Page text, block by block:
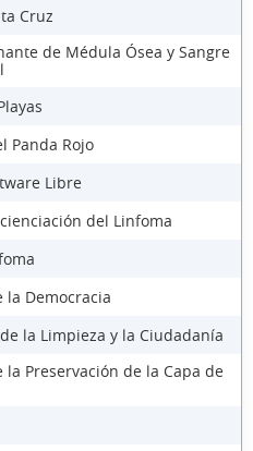
Cruz
de Médula Ósea y Sangre
Panda Rojo
Libre
del Linfoma
la Democracia
la Limpieza y la Ciudadanía
Preservación de la Capa de